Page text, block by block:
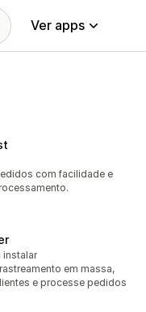
Ver apps
com facilidade e
instalar
em massa,
e processe pedidos